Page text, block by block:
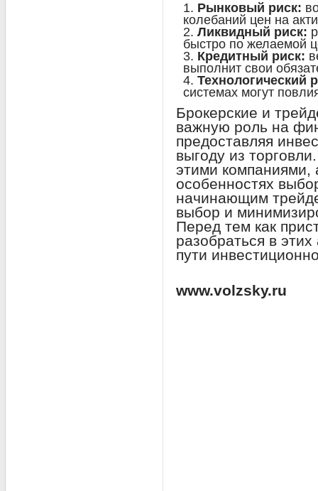
Рынковый риск:
колебаний цен на
Ликвидный риск:
быстро по желаемой
Кредитный риск:
выполнит свои
Технологический
системах могут
Брокерские и
важную роль на
предоставляя
выгоду из
этими компаниями,
особенностях
начинающим
выбор и
Перед тем как
разобраться в
пути
www.volzsky.ru